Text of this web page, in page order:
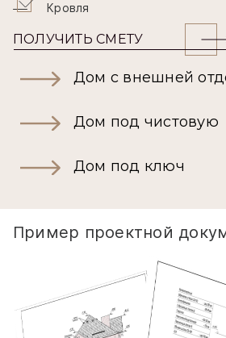
Кровля
ПОЛУЧИТЬ СМЕТУ
Дом с внешней
Дом под чистовую
Дом под ключ
Пример проектной